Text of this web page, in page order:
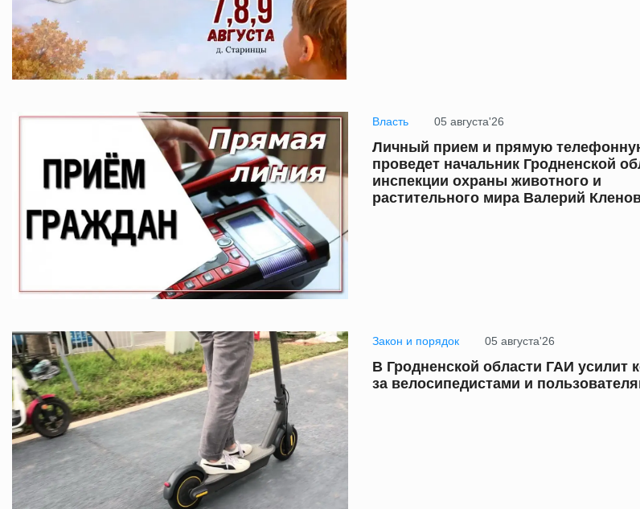
Власть 05 августа'26
Личный прием и прямую
проведет начальник Гродненской
инспекции охраны животного и
растительного мира Валерий
Закон и порядок 05 августа'26
В Гродненской области ГАИ усилит
за велосипедистами и